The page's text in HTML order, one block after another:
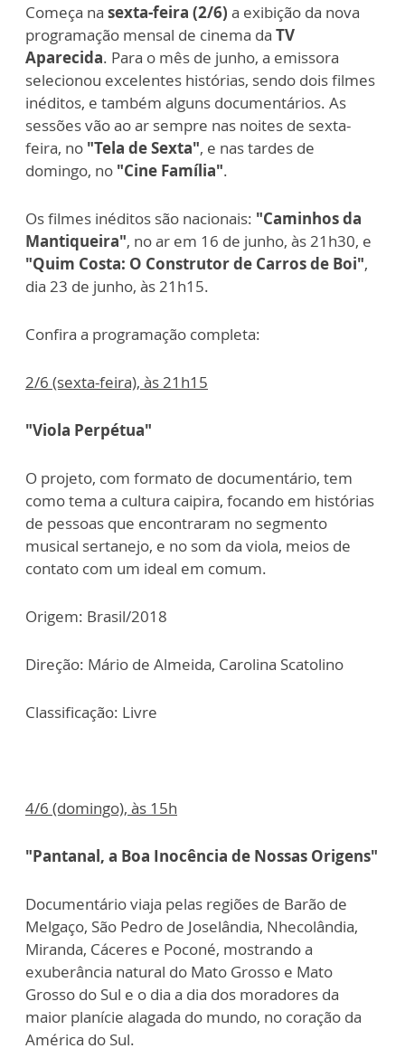
Começa na sexta-feira (2/6) a exibição da nova
programação mensal de cinema da TV
Aparecida. Para o mês de junho, a emissora
selecionou excelentes histórias, sendo dois filmes
inéditos, e também alguns documentários. As
sessões vão ao ar sempre nas noites de sexta-
feira, no "Tela de Sexta", e nas tardes de
domingo, no "Cine Família".
Os filmes inéditos são nacionais: "Caminhos da
Mantiqueira", no ar em 16 de junho, às 21h30, e
"Quim Costa: O Construtor de Carros de Boi",
dia 23 de junho, às 21h15.
Confira a programação completa:
2/6 (sexta-feira), às 21h15
"Viola Perpétua"
O projeto, com formato de documentário, tem
como tema a cultura caipira, focando em histórias
de pessoas que encontraram no segmento
musical sertanejo, e no som da viola, meios de
contato com um ideal em comum.
Origem: Brasil/2018
Direção: Mário de Almeida, Carolina Scatolino
Classificação: Livre
4/6 (domingo), às 15h
"Pantanal, a Boa Inocência de Nossas Origens"
Documentário viaja pelas regiões de Barão de
Melgaço, São Pedro de Joselândia, Nhecolândia,
Miranda, Cáceres e Poconé, mostrando a
exuberância natural do Mato Grosso e Mato
Grosso do Sul e o dia a dia dos moradores da
maior planície alagada do mundo, no coração da
América do Sul.